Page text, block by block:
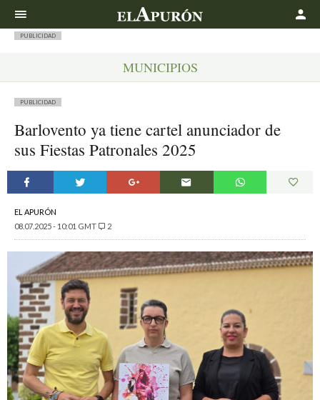
PUBLICIDAD
MUNICIPIOS
PUBLICIDAD
Barlovento ya tiene cartel anunciador de
sus Fiestas Patronales 2025
EL APURÓN
08.07.2025 - 10:01 GMT
2